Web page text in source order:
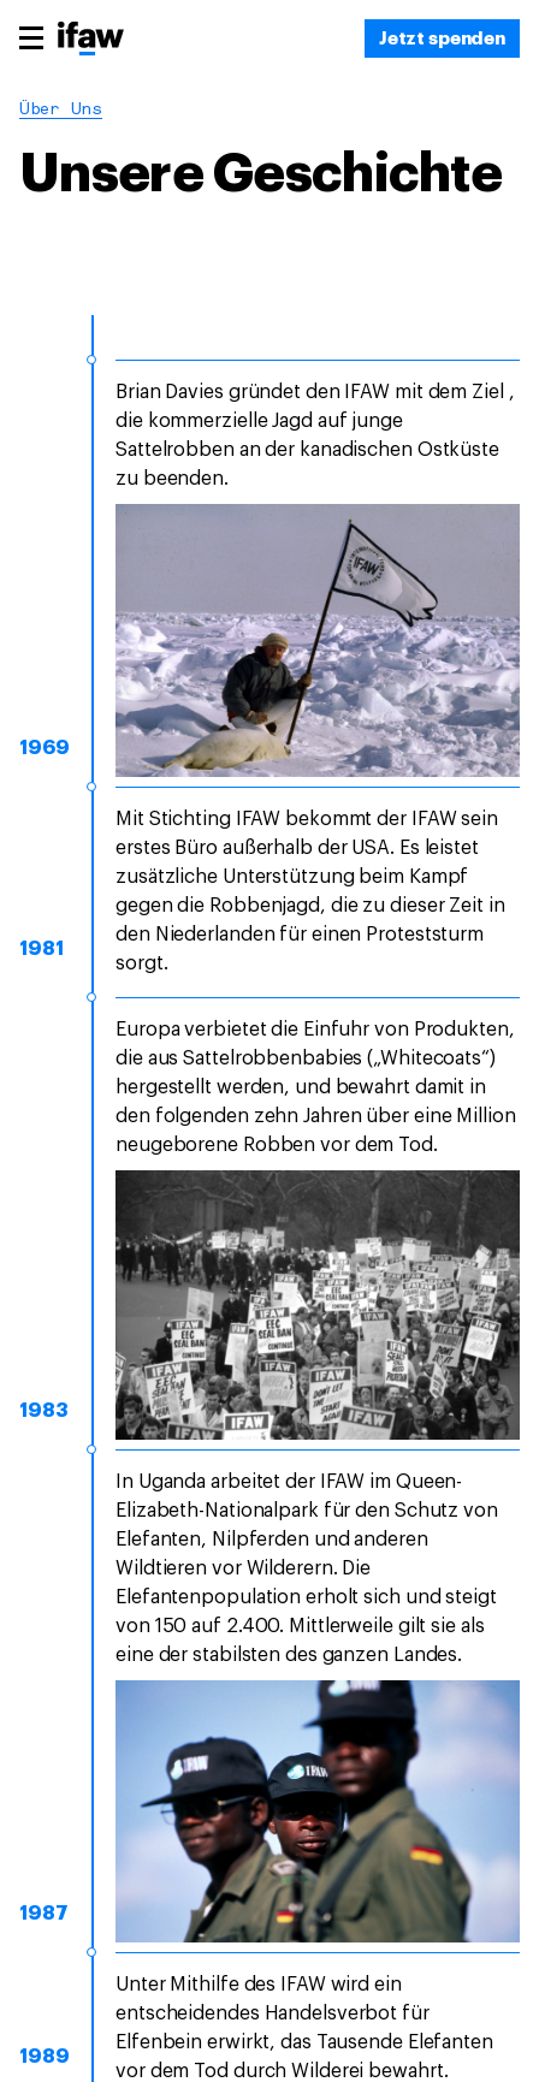
Jetzt spenden
Über Uns
Unsere Geschichte
1969
Brian Davies gründet den IFAW mit dem Ziel ,
die kommerzielle Jagd auf junge
Sattelrobben an der kanadischen Ostküste
zu beenden.
1981
Mit Stichting IFAW bekommt der IFAW sein
erstes Büro außerhalb der USA. Es leistet
zusätzliche Unterstützung beim Kampf
gegen die Robbenjagd, die zu dieser Zeit in
den Niederlanden für einen Proteststurm
sorgt.
1983
Europa verbietet die Einfuhr von Produkten,
die aus Sattelrobbenbabies („Whitecoats“)
hergestellt werden, und bewahrt damit in
den folgenden zehn Jahren über eine Million
neugeborene Robben vor dem Tod.
1987
In Uganda arbeitet der IFAW im Queen-
Elizabeth-Nationalpark für den Schutz von
Elefanten, Nilpferden und anderen
Wildtieren vor Wilderern. Die
Elefantenpopulation erholt sich und steigt
von 150 auf 2.400. Mittlerweile gilt sie als
eine der stabilsten des ganzen Landes.
1989
Unter Mithilfe des IFAW wird ein
entscheidendes Handelsverbot für
Elfenbein erwirkt, das Tausende Elefanten
vor dem Tod durch Wilderei bewahrt.